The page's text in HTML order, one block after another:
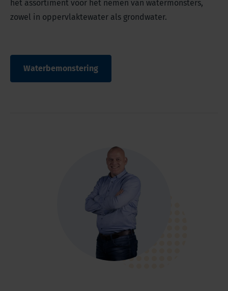
het assortiment voor het nemen van watermonsters,
zowel in oppervlaktewater als grondwater.
Waterbemonstering